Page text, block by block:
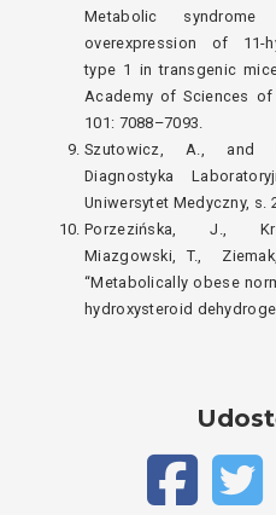
Metabolic
overexpression of 11-
type 1 in transgenic
Academy of Sciences
101: 7088–7093.
Szutowicz, A., and
Diagnostyka
Uniwersytet Medyczny, s.
Porzezińska, J.,
Miazgowski, T.,
“Metabolically obese
hydroxysteroid